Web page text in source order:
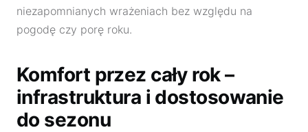
niezapomnianych wrażeniach bez względu na
pogodę czy porę roku.
Komfort przez cały rok –
infrastruktura i dostosowanie
do sezonu